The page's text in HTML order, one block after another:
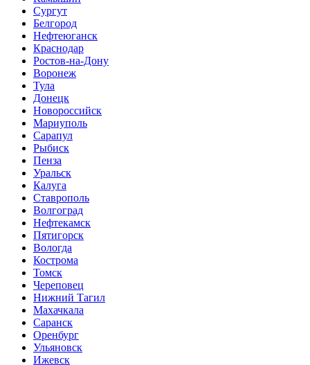
Сургут
Белгород
Нефтеюганск
Краснодар
Ростов-на-Дону
Воронеж
Тула
Донецк
Новороссийск
Мариуполь
Сарапул
Рыбиск
Пенза
Уральск
Калуга
Ставрополь
Волгоград
Нефтекамск
Пятигорск
Вологда
Кострома
Томск
Череповец
Нижний Тагил
Махачкала
Саранск
Оренбург
Ульяновск
Ижевск